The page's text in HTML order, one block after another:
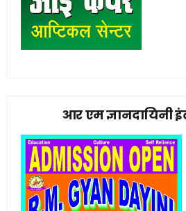
आर एम ज्ञानदायिनी